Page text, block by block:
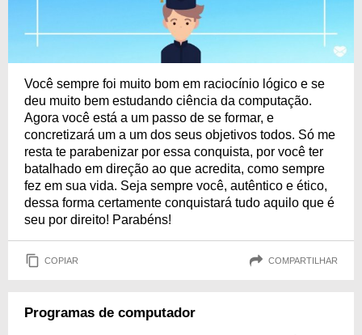
Você sempre foi muito bom em raciocínio lógico e se
deu muito bem estudando ciência da computação.
Agora você está a um passo de se formar, e
concretizará um a um dos seus objetivos todos. Só me
resta te parabenizar por essa conquista, por você ter
batalhado em direção ao que acredita, como sempre
fez em sua vida. Seja sempre você, autêntico e ético,
dessa forma certamente conquistará tudo aquilo que é
seu por direito! Parabéns!
COPIAR COMPARTILHAR
Programas de computador